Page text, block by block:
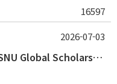
16597
2026-2학기 글로벌초우수 장학금(SNU Global Scholarship, GS) 신청 안내(~7/12 23:00)
2026-07-03